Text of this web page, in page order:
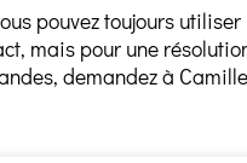
pouvez toujours
mais pour une
demandez à